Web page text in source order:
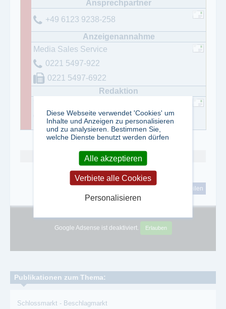
+49 6123 9238-258
Media Sales Service
0221 5497-922
0221 5497-6922
0203-30527-26
Abo kündigen
teilen
Google Adsense ist deaktiviert. Erlauben
Publikationen zum Thema:
Schlossmarkt - Beschlagmarkt
Diese Webseite verwendet 'Cookies' um
Inhalte und Anzeigen zu personalisieren
und zu analysieren. Bestimmen Sie,
welche Dienste benutzt werden dürfen
Alle akzeptieren
Verbiete alle Cookies
Personalisieren